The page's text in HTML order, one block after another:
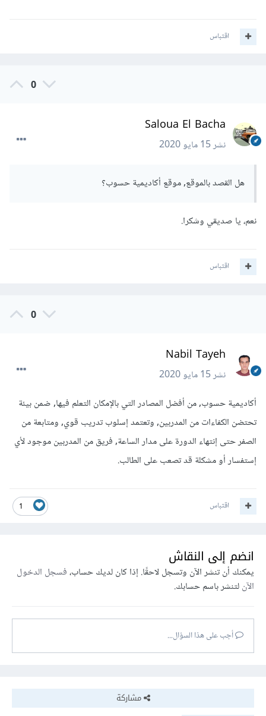
اقتباس
0
Saloua El Bacha
نشر15 مايو 2020
هل القصد بالموقع, موقع أكاديمية حسوب؟
نعم، يا صديقي وشكرا.
اقتباس
0
Nabil Tayeh
نشر15 مايو 2020
أكاديمية حسوب, من أفضل المصادر التي بالإمكان التعلم فيها, ضمن بيئة
تحتضن الكفاءات من المدربين, وتعتمد إسلوب تدريب قوي, ومتابعة من
الصفر حتى إنتهاء الدورة على مدار الساعة, فريق من المدربين موجود لأي
إستفسار أو مشكلة قد تصعب على الطالب.
1 اقتباس
انضم إلى النقاش
يمكنك أن تنشر الآن وتسجل لاحقًا. إذا كان لديك حساب،فسجل الدخول
الآنلتنشر باسم حسابك.
أجب على هذا السؤال...
مشاركة